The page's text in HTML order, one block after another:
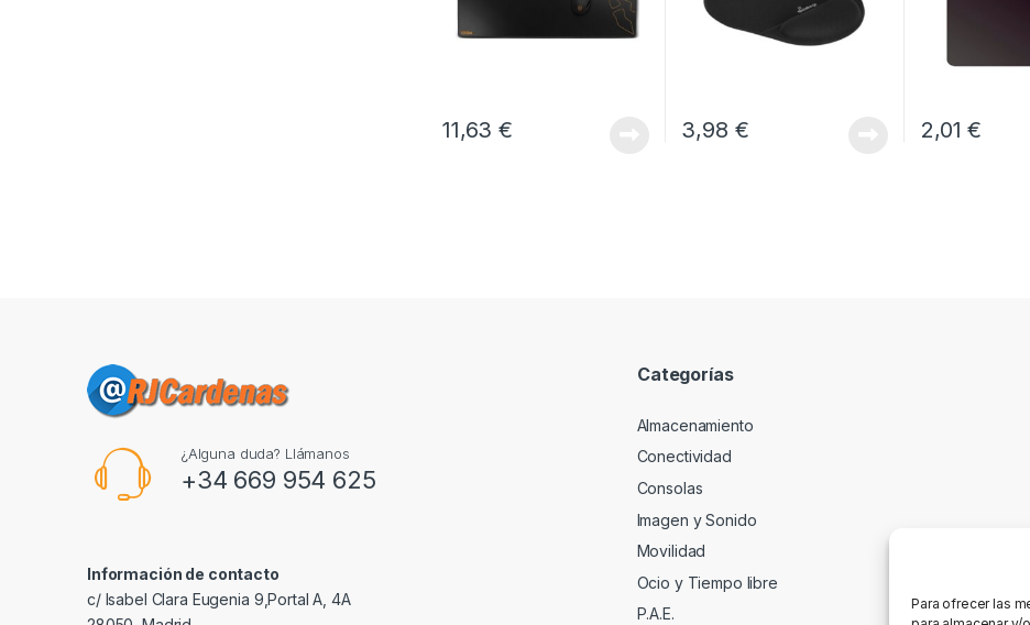
Para ofrecer las
11,63€ 3,98 € 2,01€
¿Alguna duda? Llámanos
+34 669 954 625
Información de contacto
c/ Isabel Clara Eugenia 9,Portal A, 4A
Categorías
Almacenamiento
Conectividad
Consolas
Imagen y Sonido
Movilidad
Ocio y Tiempo libre
P.A.E.